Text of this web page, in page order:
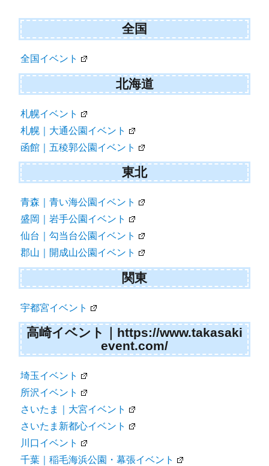
ン
全国
全国イベント
北海道
札幌イベント
札幌｜大通公園イベント
函館｜五稜郭公園イベント
東北
青森｜青い海公園イベント
盛岡｜岩手公園イベント
仙台｜勾当台公園イベント
郡山｜開成山公園イベント
関東
宇都宮イベント
高崎イベント｜https://www.takasaki
event.com/
埼玉イベント
所沢イベント
さいたま｜大宮イベント
さいたま新都心イベント
川口イベント
千葉｜稲毛海浜公園・幕張イベント